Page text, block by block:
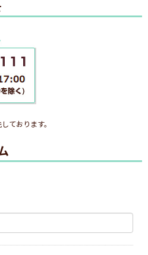
ております。